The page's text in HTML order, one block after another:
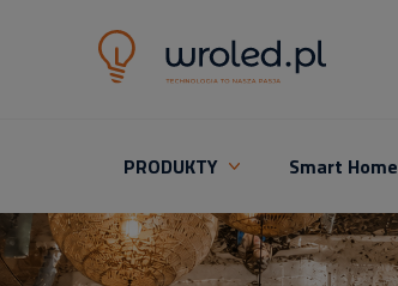
PRODUKTY Smart Home
Oświetlenie LED z montażem